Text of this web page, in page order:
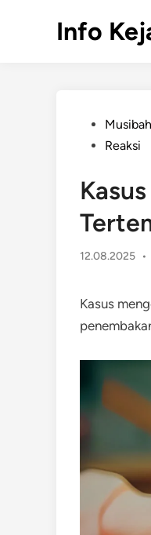
Info
PostedMusibah
Reaksi
12.08.2025 •
Kasus